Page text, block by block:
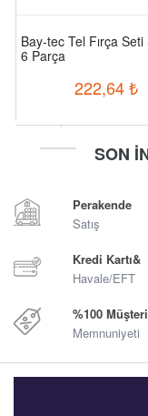
Bay-tec Tel Fırça Seti
6 Parça
222,64₺
SON
Perakende
Satış
Kredi Kartı&
Havale/EFT
%100 Müşteri
Memnuniyeti